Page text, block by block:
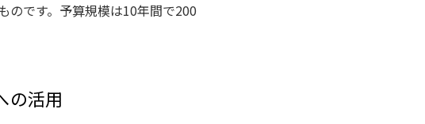
のです。予算規模は10年間で200
の活用